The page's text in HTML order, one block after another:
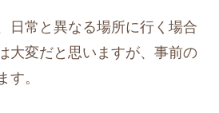
日常と異なる場所に行く場合
大変だと思いますが、事前の
す。